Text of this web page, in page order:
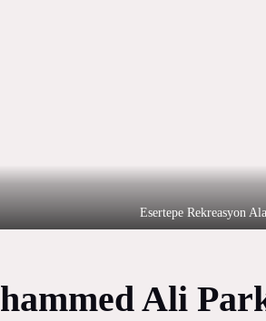
Esertepe Rekreasyon
Ali